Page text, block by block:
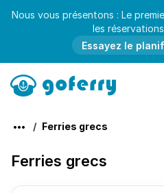
Nous vous présentons : Le
les
Essayez le
Ferries grecs
Ferries grecs